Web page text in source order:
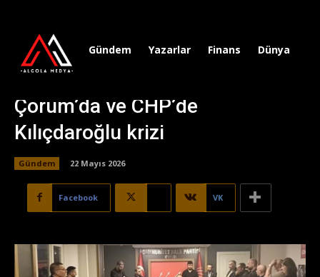
Gündem Yazarlar Finans Dünya
Çorum’da ve CHP’de
Kılıçdaroğlu krizi
Gündem 22 Mayıs 2026
Facebook VK